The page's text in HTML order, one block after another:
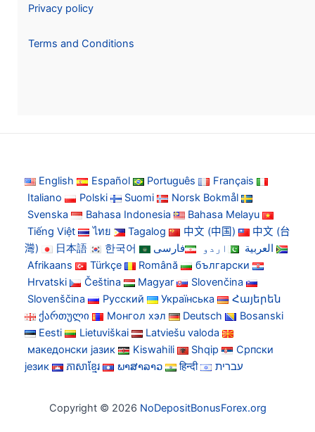
Privacy policy
Terms and Conditions
English Español Português
Français
Italiano
Polski Suomi
Norsk Bokmål
Svenska
Bahasa Indonesia
Bahasa Melayu
Tiếng Việt
ไทย Tagalog 中文 (中国)
中文 (台
灣)
日本語 한국어 العربية اردو
فارسی
Afrikaans
Türkçe Română
български
Hrvatski
Čeština Magyar
Slovenčina
Slovenščina
Русский Українська
Հայերեն
ქართული
Монгол хэл Deutsch
Bosanski
Eesti
Lietuviškai
Latviešu valoda
македонски јазик
Kiswahili Shqip
Српски
језик
ភាសាខ្មែរ ພາສາລາວ हिन्दी עברית
Copyright © 2026 NoDepositBonusForex.org